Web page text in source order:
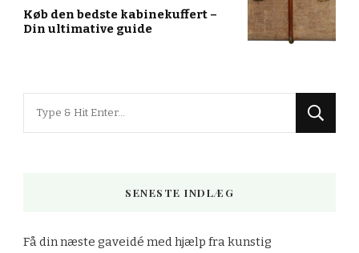
Køb den bedste kabinekuffert –
Din ultimative guide
SENESTE INDLÆG
Få din næste gaveidé med hjælp fra kunstig